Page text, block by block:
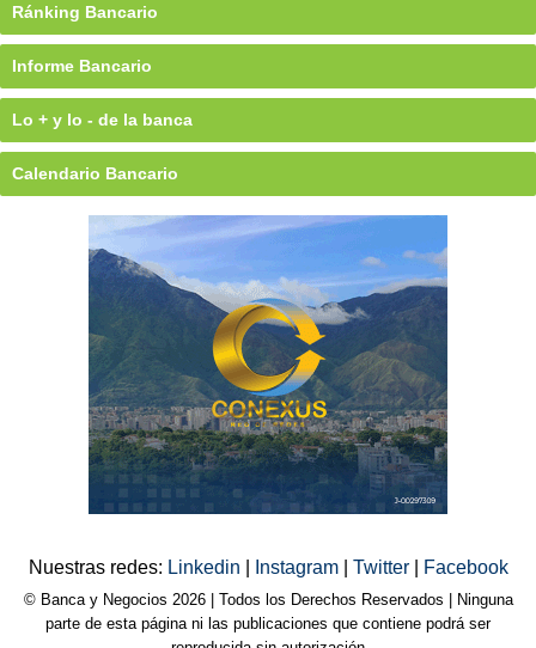
Ránking Bancario
Informe Bancario
Lo + y lo - de la banca
Calendario Bancario
Nuestras redes: Linkedin Instagram Twitter Facebook
© Banca y Negocios 2026 | Todos los Derechos Reservados | Ninguna
parte de esta página ni las publicaciones que contiene podrá ser